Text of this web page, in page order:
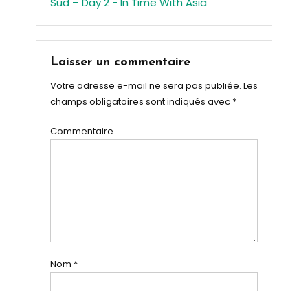
Laisser un commentaire
Votre adresse e-mail ne sera pas publiée. Les
champs obligatoires sont indiqués avec *
Commentaire
Nom *